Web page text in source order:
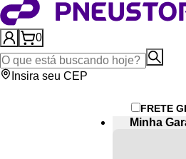
0
Insira seu CEP
FRETE
Minha